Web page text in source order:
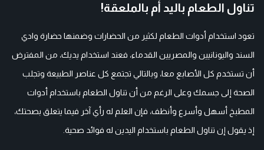
تناول الطعام باليد أم بالملعقة!
تعود استخدام أدوات الطعام لكثير من الحضارات وضمنها حضارة وادي
السند واليونانيين والمصريين القدماء، فعند استخدام يديك، من المفترض
أن تستخدم كل الأصابع معا، وبالتالي تجتمع كل عناصر الطبيعة وتجلب
الصحة إلى جسمك وعلى الرغم من أن تناول الطعام باستخدام أدوات
المطبخ أسهل وأسرع وأنظف، فإن العلم له رأي آخر فيما يتعلق بصحتك،
إذ يقول إن تناول الطعام باستخدام اليدين له فوائد صحية.